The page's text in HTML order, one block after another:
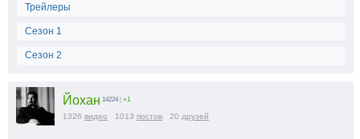
Трейлеры
Сезон 1
Сезон 2
Йохан 14224 | +1
1326 видео 1013 постов 20 друзей